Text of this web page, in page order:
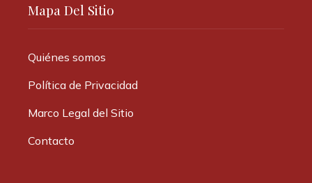
Mapa Del Sitio
Quiénes somos
Política de Privacidad
Marco Legal del Sitio
Contacto